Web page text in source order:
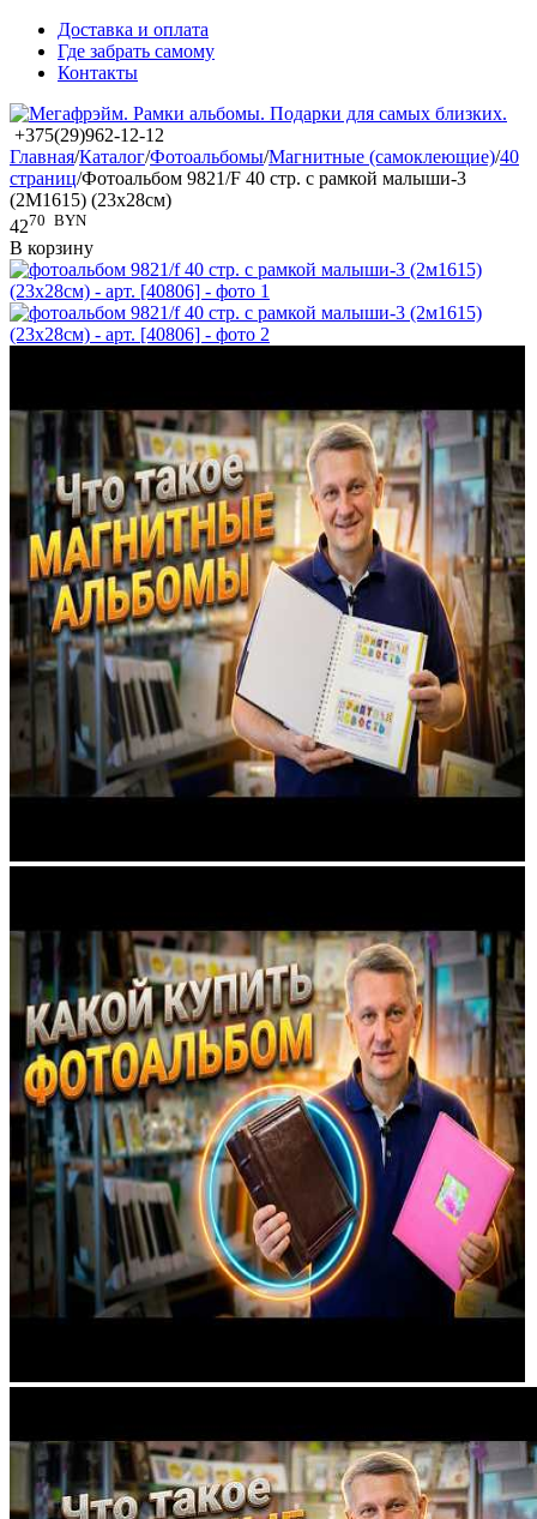
Доставка и оплата
Где забрать самому
Контакты
+375(29)962-12-12
Главная/Каталог/Фотоальбомы/Магнитные (самоклеющие)/40
страниц/Фотоальбом 9821/F 40 стр. с рамкой малыши-3
(2М1615) (23x28см)
4270 BYN
В корзину